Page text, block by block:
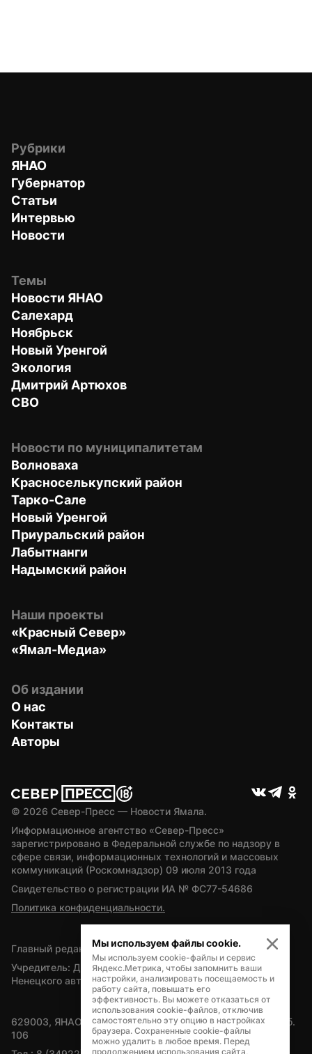
Рубрики
ЯНАО
Губернатор
Статьи
Интервью
Новости
Темы
Новости ЯНАО
Салехард
Ноябрьск
Новый Уренгой
Экология
Дмитрий Артюхов
СВО
Новости по муниципалитетам
Волноваха
Красноселькупский район
Тарко-Сале
Новый Уренгой
Приуральский район
Лабытнанги
Надымский район
Наши проекты
«Красный Север»
«Ямал-Медиа»
Об издании
О нас
Контакты
Авторы
© 2026 Север-Пресс — Новости Ямала.
Информационное агентство «Север-Пресс»
зарегистрировано в Федеральной службе по надзору в
сфере связи, информационных технологий и массовых
коммуникаций (Роскомнадзор) 09 июля 2013 года
Свидетельство о регистрации ИА № ФС77-54686
Политика конфиденциальности.
Главный редактор — А.Л. Поздеев
Учредитель: Департамент внутренней политики Ямало-
Ненецкого автономного округа
629003, ЯНАО, Салехард, мкр. Богдана Кнунянца, д.1, каб.
106
Мы используем файлы cookie.
Мы используем cookie-файлы и сервис
Яндекс.Метрика, чтобы запомнить ваши
настройки, анализировать посещаемость и
работу сайта, повышать его
эффективность. Вы можете отказаться от
использования cookie-файлов, отключив
самостоятельно эту опцию в настройках
браузера. Сохраненные cookie-файлы
можно удалить в любое время. Перед
продолжением использования сайта,